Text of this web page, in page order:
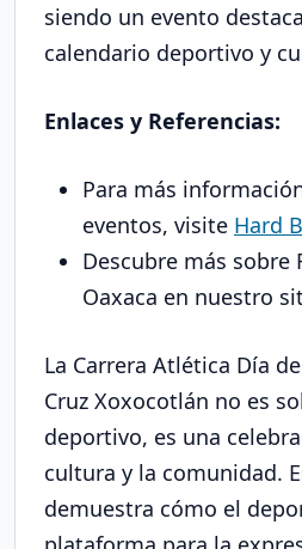
siendo un evento
calendario deportivo y
Enlaces y Referencias:
Para más
eventos, visite Hard
Descubre más sobre
Oaxaca en nuestro
La Carrera Atlética Día
Cruz Xoxocotlán no es
deportivo, es una
cultura y la comunidad.
demuestra cómo el